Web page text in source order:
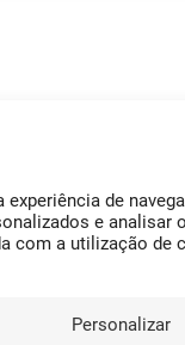
de
e analisar
com a utilização de
Personalizar